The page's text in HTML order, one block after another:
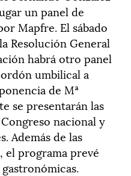
un panel de
Mapfre. El sábado
Resolución General
habrá otro panel
umbilical a
de Mª
se presentarán las
nacional y
Además de las
el programa prevé